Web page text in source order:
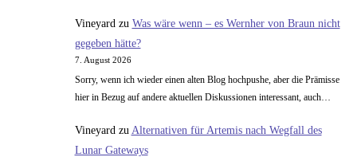
Vineyard zu Was wäre wenn – es Wernher von Braun nicht
gegeben hätte?
7. August 2026
Sorry, wenn ich wieder einen alten Blog hochpushe, aber die Prämisse
hier in Bezug auf andere aktuellen Diskussionen interessant, auch…
Vineyard zu Alternativen für Artemis nach Wegfall des
Lunar Gateways